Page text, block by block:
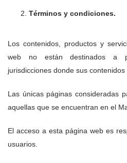
Términos y condiciones.
Los contenidos, productos y
web no están destinados a
jurisdicciones donde sus
Las únicas páginas consideradas
aquellas que se encuentran en el
El acceso a esta página web es
usuarios.